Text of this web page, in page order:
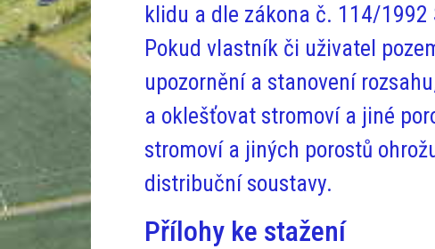
klidu a dle zákona č. 114/1992
Pokud vlastník či uživatel
upozornění a stanovení
a oklešťovat stromoví a jiné
stromoví a jiných porostů
distribuční soustavy.
Přílohy ke stažení